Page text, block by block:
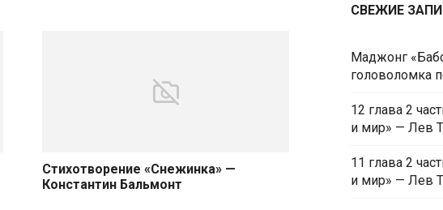
Стихотворение «Снежинка» —
Константин Бальмонт
СВЕЖИЕ
Маджонг
головоломка
12 глава 2
и мир» — Лев
11 глава 2
и мир» — Лев